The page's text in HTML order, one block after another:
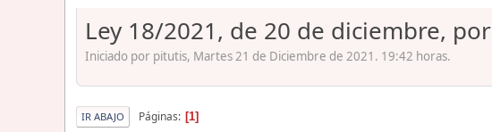
Ley 18/2021, de 20 de diciembre,
Iniciado por pitutis, Martes 21 de Diciembre de 2021. 19:42 horas.
IR ABAJO Páginas 1